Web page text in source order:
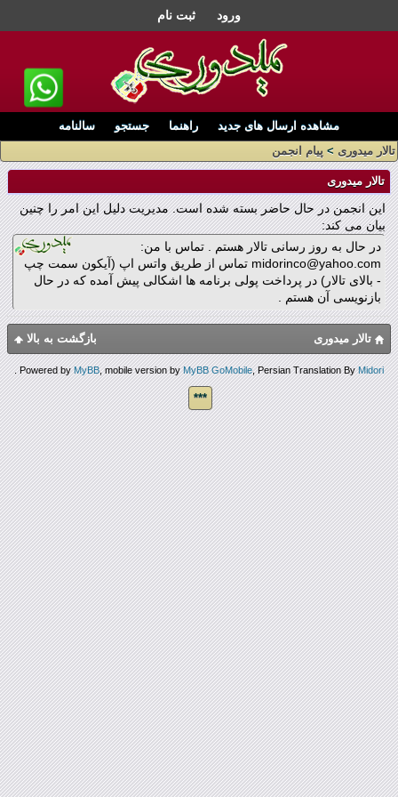
ورود ثبت نام
مشاهده ارسال های جدید راهنما جستجو
سالنامه
تالار میدوری > پیام انجمن
تالار میدوری
این انجمن در حال حاضر بسته شده است. مدیریت دلیل این امر را چنین
بیان می کند:
در حال به روز رسانی تالار هستم . تماس با من:
midorinco@yahoo.com تماس از طریق واتس اپ (آیکون سمت چپ
- بالای تالار) در پرداخت پولی برنامه ها اشکالی پیش آمده که در حال
بازنویسی آن هستم .
بازگشت به بالا تالار میدوری
Powered byMyBB, mobile version byMyBB GoMobile, Persian Translation ByMidori
.
***